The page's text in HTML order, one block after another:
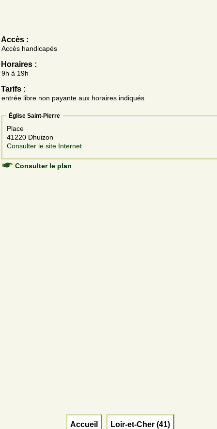
Accès :
Accès handicapés
Horaires :
9h à 19h
Tarifs :
entrée libre non payante aux horaires indiqués
Église Saint-Pierre
Place
41220 Dhuizon
Consulter le site Internet
Consulter le plan
Accueil Loir-et-Cher (41)